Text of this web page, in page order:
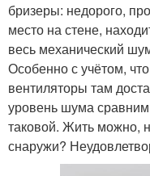
бризеры: недорого,
место на стене,
весь механический
Особенно с учётом,
вентиляторы там
уровень шума
таковой. Жить можно,
снаружи?